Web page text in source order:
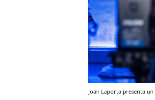
Joan Laporta presenta